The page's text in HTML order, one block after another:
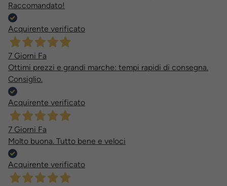
Raccomandato!
Acquirente verificato
7 Giorni Fa
Ottimi prezzi e grandi marche: tempi rapidi di consegna.
Consiglio.
Acquirente verificato
7 Giorni Fa
Molto buona. Tutto bene e veloci
Acquirente verificato